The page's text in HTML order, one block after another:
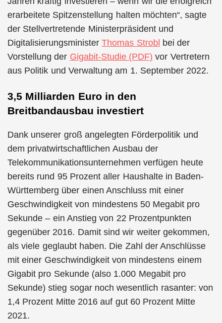
erarbeitete Spitzenstellung halten möchten“, sagte
der Stellvertretende Ministerpräsident und
DigitalisierungsministerThomas Strobl bei der
Vorstellung der Gigabit-Studie (PDF) vor Vertretern
aus Politik und Verwaltung am 1. September 2022.
3,5 Milliarden Euro in den
Breitbandausbau investiert
Dank unserer groß angelegten Förderpolitik und
dem privatwirtschaftlichen Ausbau der
Telekommunikationsunternehmen verfügen heute
bereits rund 95 Prozent aller Haushalte in Baden-
Württemberg über einen Anschluss mit einer
Geschwindigkeit von mindestens 50 Megabit pro
Sekunde – ein Anstieg von 22 Prozentpunkten
gegenüber 2016. Damit sind wir weiter gekommen,
als viele geglaubt haben. Die Zahl der Anschlüsse
mit einer Geschwindigkeit von mindestens einem
Gigabit pro Sekunde (also 1.000 Megabit pro
Sekunde) stieg sogar noch wesentlich rasanter: von
1,4 Prozent Mitte 2016 auf gut 60 Prozent Mitte
2021.